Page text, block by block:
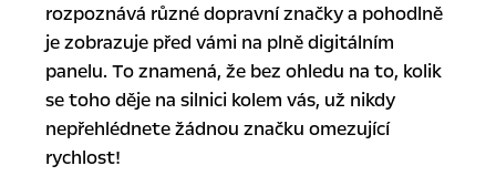
rozpoznává různé dopravní značky a pohodlně
je zobrazuje před vámi na plně digitálním
panelu. To znamená, že bez ohledu na to, kolik
se toho děje na silnici kolem vás, už nikdy
nepřehlédnete žádnou značku omezující
rychlost!